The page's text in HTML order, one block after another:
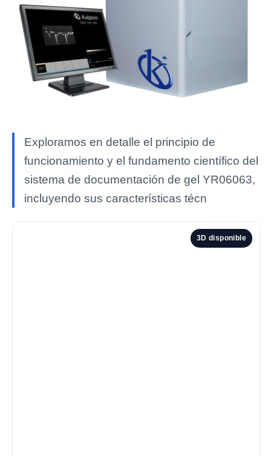
Exploramos en detalle el principio de
funcionamiento y el fundamento científico del
sistema de documentación de gel YR06063,
incluyendo sus características técn
3D disponible